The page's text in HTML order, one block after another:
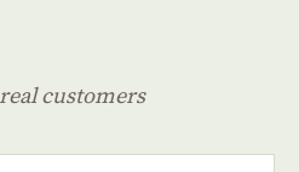
customers